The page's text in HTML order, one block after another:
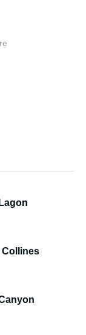
Collines